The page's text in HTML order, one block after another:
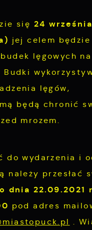
się 24
jej celem będzie
lęgowych
Budki
lęgów,
będą chronić
mrozem.
do wydarzenia i
należy przesłać
dnia 22.09.2021
pod adres
.
dostępność
do
oraz
są nasze serwisy
na ocenę naszych
w formie
na analityczne
wszystkich
plikom cookies
stronach naszych
cookies służą do
Ci naszych
Twoich upodobań
dotyczących